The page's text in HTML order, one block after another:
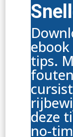
tips.
deze
no-